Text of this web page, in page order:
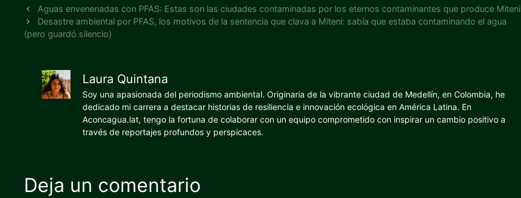
Aguas envenenadas con PFAS: Estas son las ciudades contaminadas por los eternos contaminantes que produce Miteni
Desastre ambiental por PFAS, los motivos de la sentencia que clava a Miteni: sabía que estaba contaminando el agua
(pero guardó silencio)
Laura Quintana
Soy una apasionada del periodismo ambiental. Originaria de la vibrante ciudad de Medellín, en Colombia, he
dedicado mi carrera a destacar historias de resiliencia e innovación ecológica en América Latina. En
Aconcagua.lat, tengo la fortuna de colaborar con un equipo comprometido con inspirar un cambio positivo a
través de reportajes profundos y perspicaces.
Deja un comentario